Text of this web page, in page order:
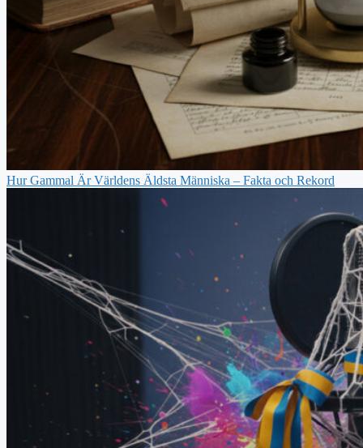
Hur Gammal Är Världens Äldsta Människa – Fakta och Rekord